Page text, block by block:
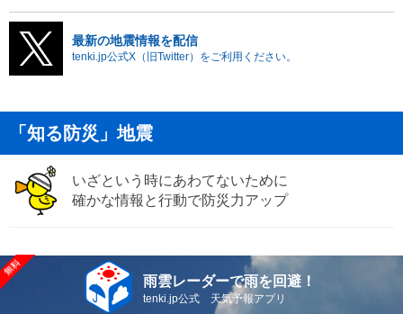
最新の地震情報を配信
tenki.jp公式X（旧Twitter）をご利用ください。
「知る防災」地震
いざという時にあわてないために
確かな情報と行動で防災力アップ
雨雲レーダーで雨を回避！
tenki.jp公式 天気予報アプリ